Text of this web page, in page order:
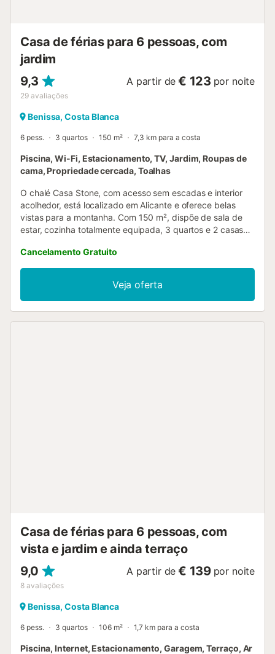
Casa de férias para 6 pessoas, com
jardim
9,3
29 avaliações
A partir de € 123 por noite
Benissa, Costa Blanca
6 pess. 3 quartos 150 m² 7,3 km para a costa
Piscina, Wi-Fi, Estacionamento, TV, Jardim, Roupas de
cama, Propriedade cercada, Toalhas
O chalé Casa Stone, com acesso sem escadas e interior
acolhedor, está localizado em Alicante e oferece belas
vistas para a montanha. Com 150 m², dispõe de sala de
estar, cozinha totalmente equipada, 3 quartos e 2 casas
televisão, ventoinha e máquina de lavar roupa. Berço e
cadeira alta estão disponíveis. Não dispõe de ar
condicionado. No exterior privativo encontram uma
piscina, terraço descoberto, terraço coberto e
churrasqueira. Podem desfrutar ainda de uma zona
Cancelamento Gratuito
Veja oferta
Casa de férias para 6 pessoas, com
vista e jardim e ainda terraço
9,0
8 avaliações
A partir de € 139 por noite
Benissa, Costa Blanca
6 pess. 3 quartos 106 m² 1,7 km para a costa
Piscina, Internet, Estacionamento, Garagem, Terraço, Ar